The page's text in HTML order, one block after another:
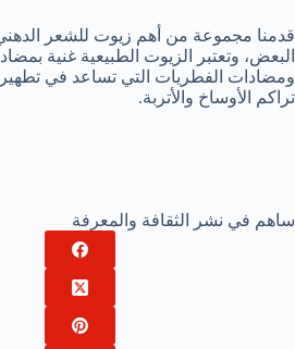
قدمنا مجموعة من أهم زيوت للشعر
البعض، وتعتبر الزيوت الطبيعية غنية
ومضادات الفطريات التي تساعد في
تراكم الأوساخ والأتربة.
ساهم في نشر الثقافة والمعرفة